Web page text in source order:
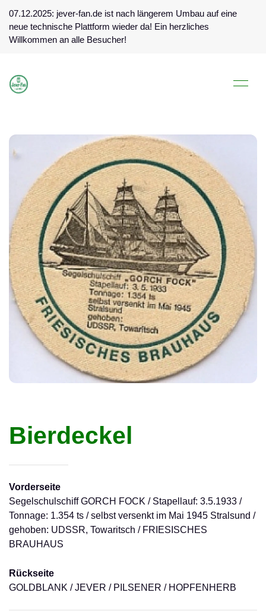
07.12.2025: jever-fan.de ist nach längerem Umbau auf eine
neue technische Plattform wieder da! Ein herzliches
Willkommen an alle Besucher!
Bierdeckel
Vorderseite
Segelschulschiff GORCH FOCK / Stapellauf: 3.5.1933 /
Tonnage: 1.354 ts / selbst versenkt im Mai 1945 Stralsund /
gehoben: UDSSR, Towaritsch / FRIESISCHES
BRAUHAUS
Rückseite
GOLDBLANK / JEVER / PILSENER / HOPFENHERB